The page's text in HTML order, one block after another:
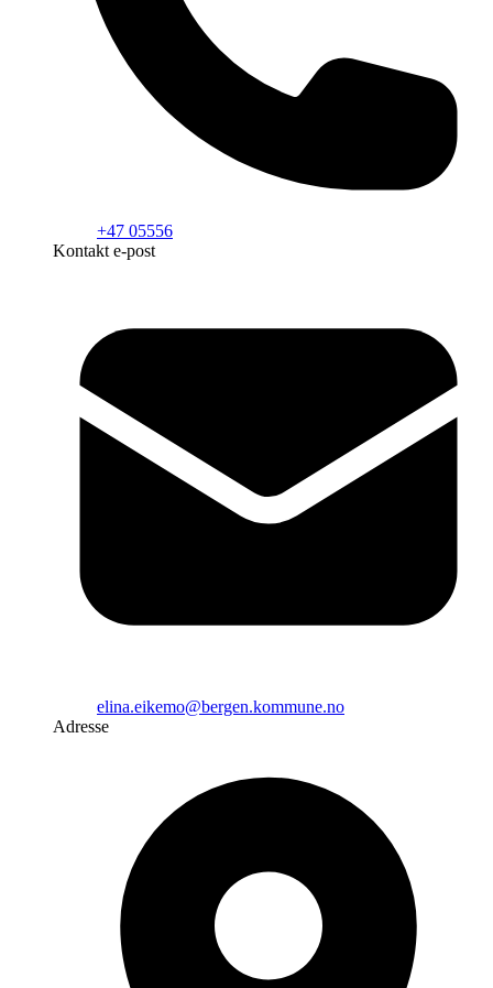
+47 05556
Kontakt e-post
elina.eikemo@bergen.kommune.no
Adresse